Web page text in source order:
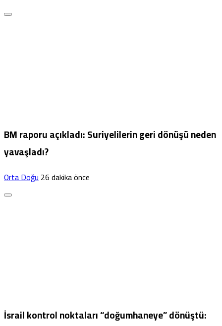
BM raporu açıkladı: Suriyelilerin geri dönüşü neden
yavaşladı?
Orta Doğu26 dakika önce
İsrail kontrol noktaları “doğumhaneye” dönüştü: